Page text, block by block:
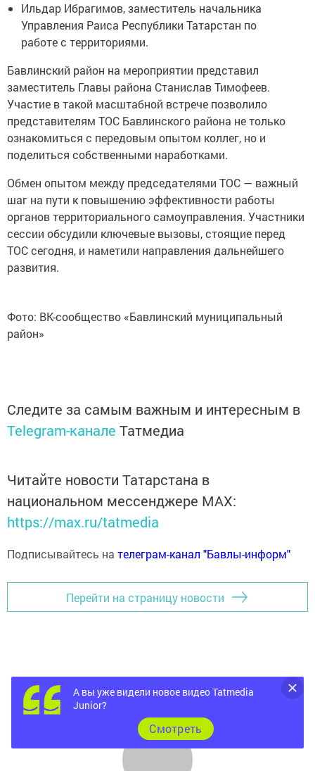
Ильдар Ибрагимов, заместитель начальника
Управления Раиса Республики Татарстан по
работе с территориями.
Бавлинский район на мероприятии представил
заместитель Главы района Станислав Тимофеев.
Участие в такой масштабной встрече позволило
представителям ТОС Бавлинского района не только
ознакомиться с передовым опытом коллег, но и
поделиться собственными наработками.
Обмен опытом между председателями ТОС — важный
шаг на пути к повышению эффективности работы
органов территориального самоуправления. Участники
сессии обсудили ключевые вызовы, стоящие перед
ТОС сегодня, и наметили направления дальнейшего
развития.
Фото: ВК-сообщество «Бавлинский муниципальный
район»
Следите за самым важным и интересным в
Telegram-канале Татмедиа
Читайте новости Татарстана в
национальном мессенджере MАХ:
https://max.ru/tatmedia
Подписывайтесь на телеграм-канал "Бавлы-информ"
Перейти на страницу новости
А вы уже видели новое видео Tatmedia
Junior?
Cмотреть